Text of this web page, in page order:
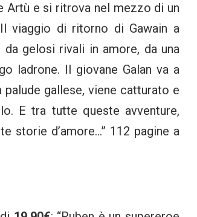
Artù e si ritrova nel mezzo di un
viaggio di ritorno di Gawain a
gelosi rivali in amore, da una
ladrone. Il giovane Galan va a
gallese, viene catturato e
E tra tutte queste avventure,
storie d’amore…” 112 pagine a